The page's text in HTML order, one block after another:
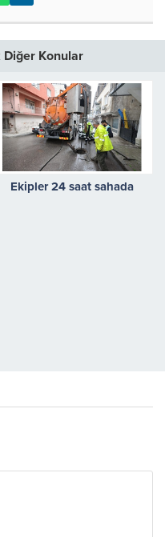
Konular
Ekipler 24 saat sahada